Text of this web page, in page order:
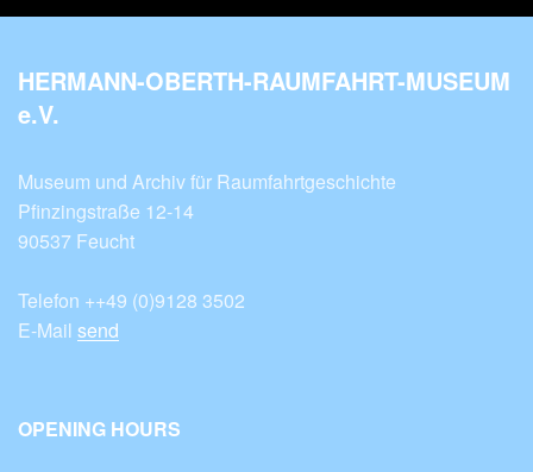
HERMANN-OBERTH-RAUMFAHRT-MUSEUM
e.V.
Museum und Archiv für Raumfahrtgeschichte
Pfinzingstraße 12-14
90537 Feucht
Telefon ++49 (0)9128 3502
E-Mail send
OPENING HOURS